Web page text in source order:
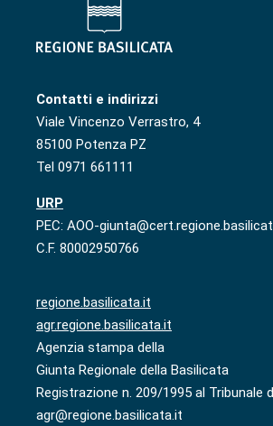
Contatti e indirizzi
Viale Vincenzo Verrastro, 4
85100 Potenza PZ
Tel 0971 661111
URP
PEC: AOO-
C.F. 80002950766
regione.basilicata.it
agr.regione.basilicata.it
Agenzia stampa della
Giunta Regionale della Basilicata
Registrazione n. 209/1995 al Tribunale
agr@regione.basilicata.it